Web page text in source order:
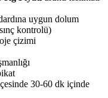
uygun dolum
kontrolü)
çizimi
30-60 dk içinde